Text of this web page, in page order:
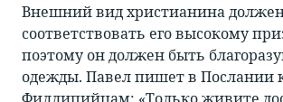
Внешний вид христианина
соответствовать его высокому
поэтому он должен быть
одежды. Павел пишет в Послании